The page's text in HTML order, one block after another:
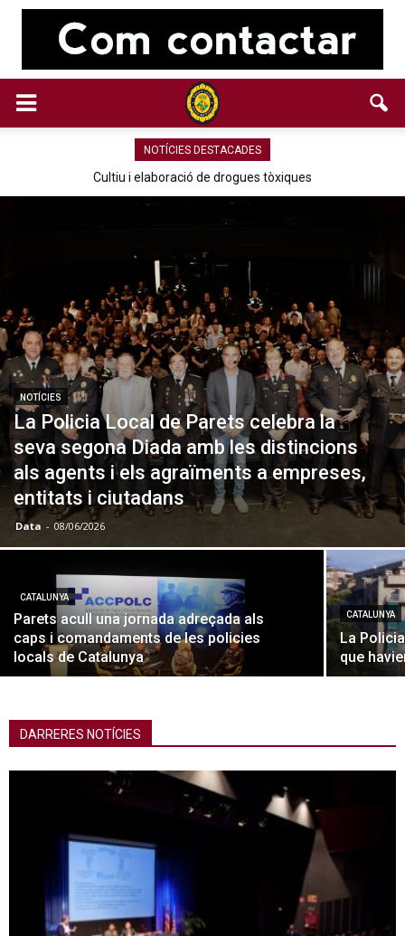
NOTÍCIES DESTACADES
Cultiu i elaboració de drogues tòxiques
NOTÍCIES
La Policia Local de Parets celebra la
seva segona Diada amb les distincions
als agents i els agraïments a empreses,
entitats i ciutadans
Data - 08/06/2026
CATALUNYA
Parets acull una jornada adreçada als
caps i comandaments de les policies
locals de Catalunya
CATALUNYA
La
que
DARRERES NOTÍCIES